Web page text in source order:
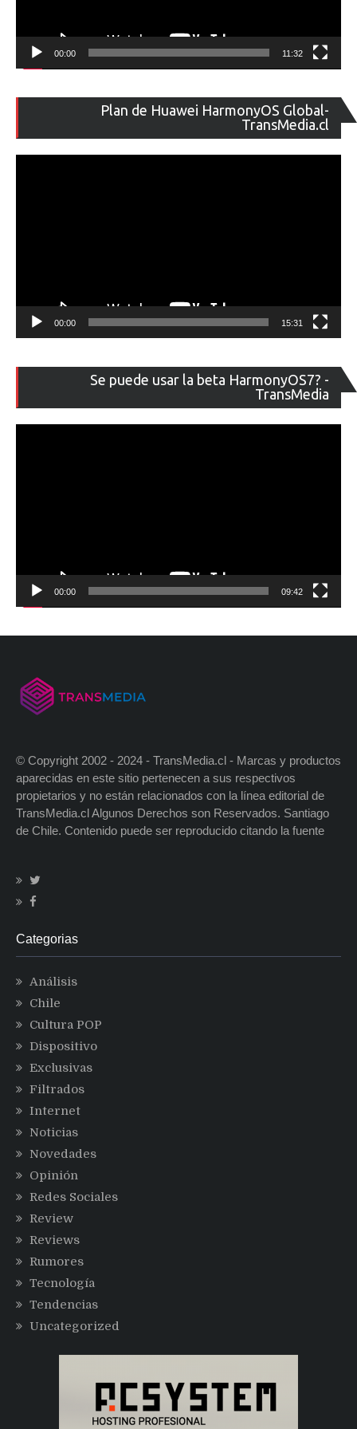
00:00 11:32
Plan de Huawei HarmonyOS Global-
TransMedia.cl
de
00:00 15:31
Se puede usar la beta HarmonyOS7? -
TransMedia
de
00:00 09:42
© Copyright 2002 - 2024 - TransMedia.cl - Marcas y productos
aparecidas en este sitio pertenecen a sus respectivos
propietarios y no están relacionados con la línea editorial de
TransMedia.cl Algunos Derechos son Reservados. Santiago
de Chile. Contenido puede ser reproducido citando la fuente
Categorias
Análisis
Chile
Cultura POP
Dispositivo
Exclusivas
Filtrados
Internet
Noticias
Novedades
Opinión
Redes Sociales
Review
Reviews
Rumores
Tecnología
Tendencias
Uncategorized